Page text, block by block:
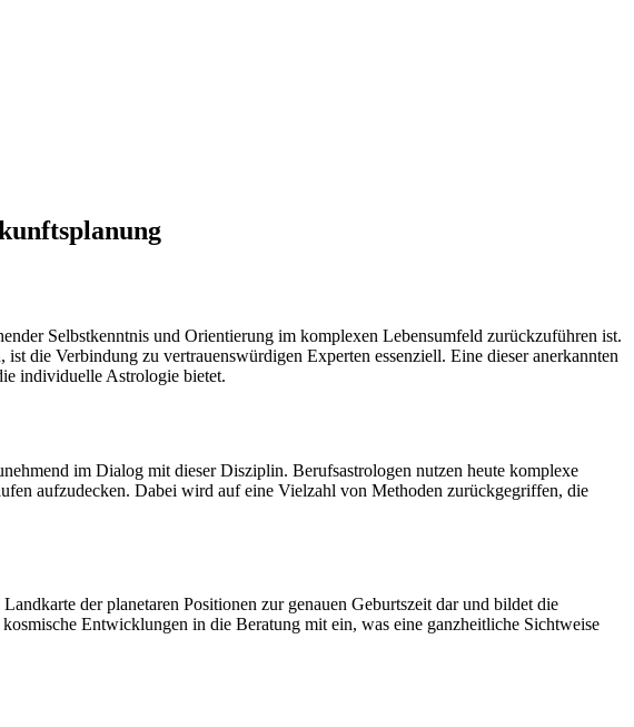
Selbstkenntnis und Orientierung im komplexen Lebensumfeld zurückzuführen ist.
die Verbindung zu vertrauenswürdigen Experten essenziell. Eine dieser anerkannten
individuelle Astrologie bietet.
im Dialog mit dieser Disziplin. Berufsastrologen nutzen heute komplexe
aufzudecken. Dabei wird auf eine Vielzahl von Methoden zurückgegriffen, die
der planetaren Positionen zur genauen Geburtszeit dar und bildet die
Entwicklungen in die Beratung mit ein, was eine ganzheitliche Sichtweise